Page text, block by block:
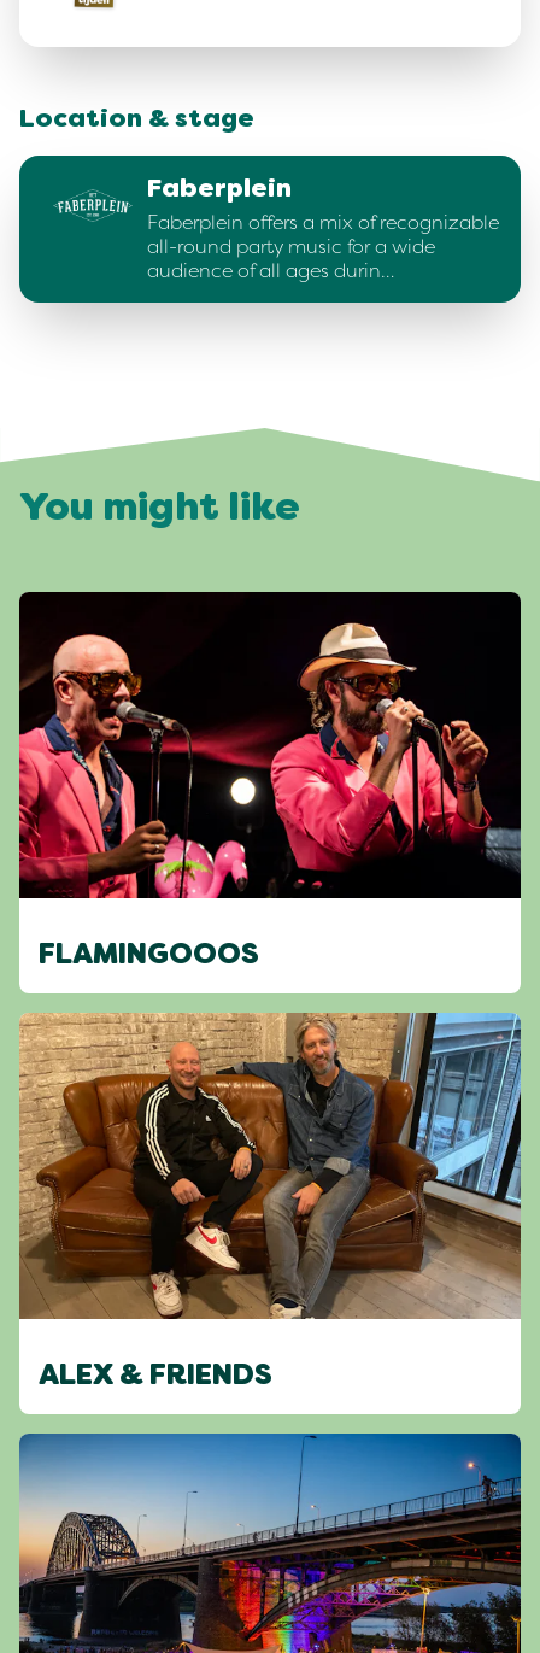
Location & stage
Faberplein
Faberplein offers a mix of recognizable
all-round party music for a wide
audience of all ages durin…
You might like
FLAMINGOOOS
ALEX & FRIENDS